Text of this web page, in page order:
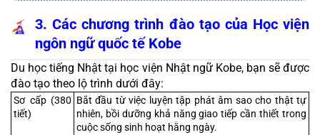
3. Các chương trình đào tạo của Học viện
ngôn ngữ quốc tế Kobe
Du học tiếng Nhật tại học viện Nhật ngữ Kobe, bạn sẽ được
đào tạo theo lộ trình dưới đây:
Sơ cấp (380
tiết)
Bắt đầu từ việc luyện tập phát âm sao cho thật tự
nhiên, bồi dưỡng khả năng giao tiếp cần thiết trong
cuộc sống sinh hoạt hằng ngày.